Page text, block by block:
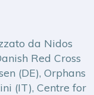
da Nidos
Red Cross
(DE), Orphans
(IT), Centre for